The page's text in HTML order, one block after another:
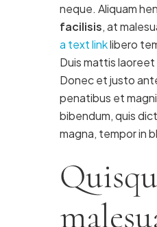
neque. Aliquam
facilisis, at
a text linklibero
Duis mattis
Donec et justo
penatibus et
bibendum, quis
magna, tempor in